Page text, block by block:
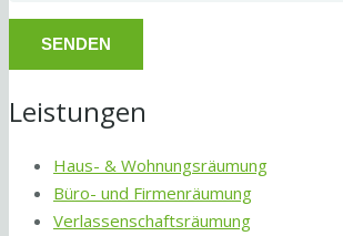
Leistungen
Haus- & Wohnungsräumung
Büro- und Firmenräumung
Verlassenschaftsräumung